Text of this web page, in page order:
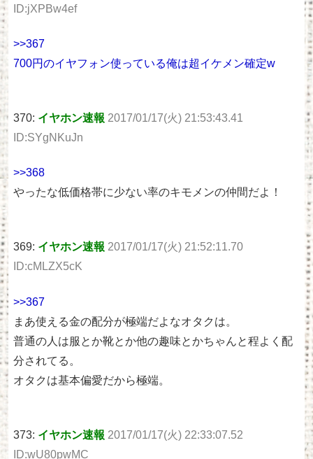
ID:jXPBw4ef
>>367
700円のイヤフォン使っている俺は超イケメン確定w
370: イヤホン速報 2017/01/17(火) 21:53:43.41
ID:SYgNKuJn
>>368
やったな低価格帯に少ない率のキモメンの仲間だよ！
369: イヤホン速報 2017/01/17(火) 21:52:11.70
ID:cMLZX5cK
>>367
まあ使える金の配分が極端だよなオタクは。
普通の人は服とか靴とか他の趣味とかちゃんと程よく配
分されてる。
オタクは基本偏愛だから極端。
373: イヤホン速報 2017/01/17(火) 22:33:07.52
ID:wU80pwMC